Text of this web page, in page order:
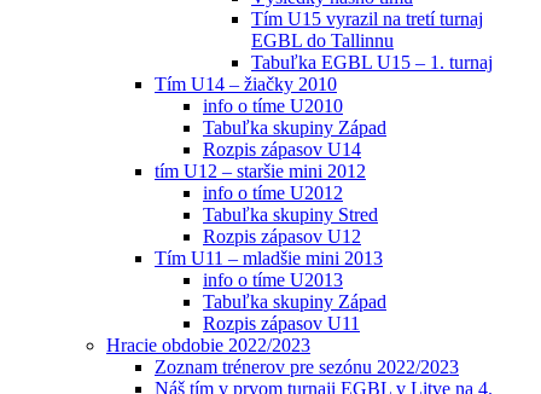
Tím U15 vyrazil na tretí turnaj
EGBL do Tallinnu
Tabuľka EGBL U15 – 1. turnaj
Tím U14 – žiačky 2010
info o tíme U2010
Tabuľka skupiny Západ
Rozpis zápasov U14
tím U12 – staršie mini 2012
info o tíme U2012
Tabuľka skupiny Stred
Rozpis zápasov U12
Tím U11 – mladšie mini 2013
info o tíme U2013
Tabuľka skupiny Západ
Rozpis zápasov U11
Hracie obdobie 2022/2023
Zoznam trénerov pre sezónu 2022/2023
Náš tím v prvom turnaji EGBL v Litve na 4.